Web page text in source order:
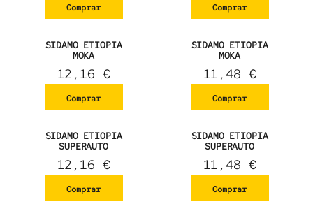
Comprar Comprar
SIDAMO ETIOPIA
MOKA
12,16 €
Comprar
SIDAMO ETIOPIA
MOKA
11,48 €
Comprar
SIDAMO ETIOPIA
SUPERAUTO
12,16 €
Comprar
SIDAMO ETIOPIA
SUPERAUTO
11,48 €
Comprar